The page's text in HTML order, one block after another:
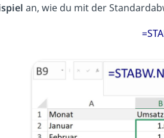
an, wie du mit der